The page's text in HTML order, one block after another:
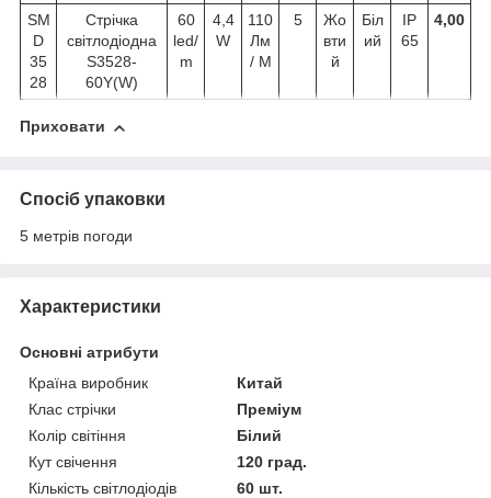
SM
D
35
28
Стрічка
світлодіодна
S3528-
60Y(W)
60
led/
m
4,4
W
110
Лм
/ М
5
Жо
вти
й
Біл
ий
IP
65
4,00
Приховати
Спосіб упаковки
5 метрів погоди
Характеристики
Основні атрибути
Країна виробник
Китай
Клас стрічки
Преміум
Колір світіння
Білий
Кут свічення
120 град.
Кількість світлодіодів
60 шт.